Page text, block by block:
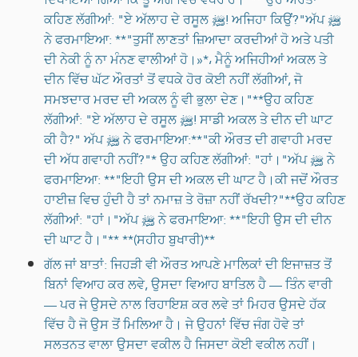
ਕਹਿਣ ਲੱਗੀਆਂ: "ਏ ਅੱਲਾਹ ਦੇ ਰਸੂਲ ﷺ! ਅਜਿਹਾ ਕਿਉਂ?"ਅੱਪ ﷺ
ਨੇ ਫਰਮਾਇਆ: **"ਤੁਸੀਂ ਲਾਣਤਾਂ ਜ਼ਿਆਦਾ ਕਰਦੀਆਂ ਹੋ ਅਤੇ ਪਤੀ
ਦੀ ਨੇਕੀ ਨੂੰ ਨਾ ਮੰਨਣ ਵਾਲੀਆਂ ਹੋ।»*، ਮੈਨੂੰ ਅਜਿਹੀਆਂ ਅਕਲ ਤੇ
ਦੀਨ ਵਿੱਚ ਘੱਟ ਔਰਤਾਂ ਤੋਂ ਵਧਕੇ ਹੋਰ ਕੋਈ ਨਹੀਂ ਲੱਗੀਆਂ, ਜੋ
ਸਮਝਦਾਰ ਮਰਦ ਦੀ ਅਕਲ ਨੂੰ ਵੀ ਭੁਲਾ ਦੇਣ।"**ਉਹ ਕਹਿਣ
ਲੱਗੀਆਂ: "ਏ ਅੱਲਾਹ ਦੇ ਰਸੂਲ ﷺ! ਸਾਡੀ ਅਕਲ ਤੇ ਦੀਨ ਦੀ ਘਾਟ
ਕੀ ਹੈ?" ਅੱਪ ﷺ ਨੇ ਫਰਮਾਇਆ:**"ਕੀ ਔਰਤ ਦੀ ਗਵਾਹੀ ਮਰਦ
ਦੀ ਅੱਧ ਗਵਾਹੀ ਨਹੀਂ?"* ਉਹ ਕਹਿਣ ਲੱਗੀਆਂ: "ਹਾਂ।"ਅੱਪ ﷺ ਨੇ
ਫਰਮਾਇਆ: **"ਇਹੀ ਉਸ ਦੀ ਅਕਲ ਦੀ ਘਾਟ ਹੈ।ਕੀ ਜਦੋਂ ਔਰਤ
ਹਾਈਜ਼ ਵਿਚ ਹੁੰਦੀ ਹੈ ਤਾਂ ਨਮਾਜ਼ ਤੇ ਰੋਜ਼ਾ ਨਹੀਂ ਰੱਖਦੀ?"**ਉਹ ਕਹਿਣ
ਲੱਗੀਆਂ: "ਹਾਂ।"ਅੱਪ ﷺ ਨੇ ਫਰਮਾਇਆ: **"ਇਹੀ ਉਸ ਦੀ ਦੀਨ
ਦੀ ਘਾਟ ਹੈ।"** **(ਸਹੀਹ ਬੁਖਾਰੀ)**
ਗੱਲ ਜਾਂ ਬਾਤਾਂ: ਜਿਹੜੀ ਵੀ ਔਰਤ ਆਪਣੇ ਮਾਲਿਕਾਂ ਦੀ ਇਜਾਜ਼ਤ ਤੋਂ
ਬਿਨਾਂ ਵਿਆਹ ਕਰ ਲਵੇ, ਉਸਦਾ ਵਿਆਹ ਬਾਤਿਲ ਹੈ — ਤਿੰਨ ਵਾਰੀ
— ਪਰ ਜੇ ਉਸਦੇ ਨਾਲ ਰਿਹਾਇਸ਼ ਕਰ ਲਵੇ ਤਾਂ ਮਿਹਰ ਉਸਦੇ ਹੱਕ
ਵਿੱਚ ਹੈ ਜੋ ਉਸ ਤੋਂ ਮਿਲਿਆ ਹੈ। ਜੇ ਉਹਨਾਂ ਵਿੱਚ ਜੰਗ ਹੋਵੇ ਤਾਂ
ਸਲਤਨਤ ਵਾਲਾ ਉਸਦਾ ਵਕੀਲ ਹੈ ਜਿਸਦਾ ਕੋਈ ਵਕੀਲ ਨਹੀਂ।